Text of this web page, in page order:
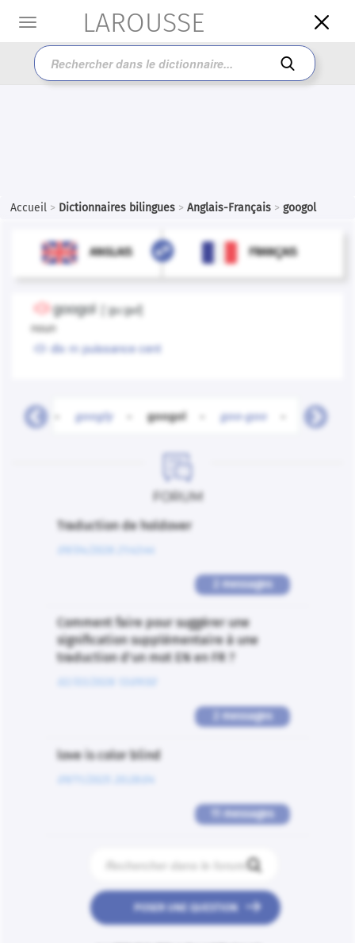
Toggle
LAROUSSE 

Accueil > Dictionnaires bilingues >Anglais-Français >googol
ANGLAIS
FRANÇAIS  FRANÇAIS
googol ˈgu:gɒl]
noun
dixmpuissance cent
goofy googly googol goo-goo gook

FORUM
Traduction de holdover
2 messages
Comment faire pour suggérer une
signification supplémentaire à une
traduction d'un mot EN en FR ?
2 messages
love is color blind
11 messages

POSER UNE QUESTION 